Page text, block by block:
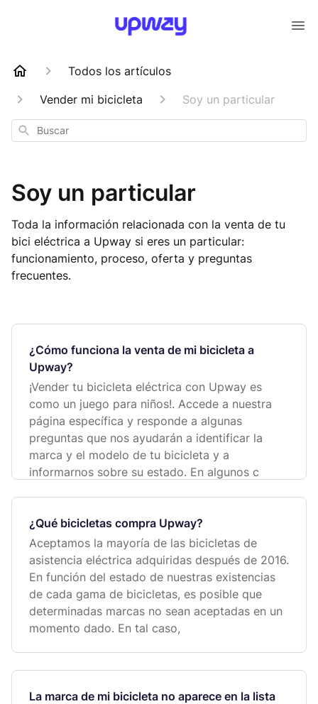
Todos los artículos
Vender mi bicicleta
Soy un particular
Buscar
Soy un particular
Toda la información relacionada con la venta de tu
bici eléctrica a Upway si eres un particular:
funcionamiento, proceso, oferta y preguntas
frecuentes.
¿Cómo funciona la venta de mi bicicleta a
Upway?
¡Vender tu bicicleta eléctrica con Upway es
como un juego para niños!. Accede a nuestra
página específica y responde a algunas
preguntas que nos ayudarán a identificar la
marca y el modelo de tu bicicleta y a
informarnos sobre su estado. En algunos c
¿Qué bicicletas compra Upway?
Aceptamos la mayoría de las bicicletas de
asistencia eléctrica adquiridas después de 2016.
En función del estado de nuestras existencias
de cada gama de bicicletas, es posible que
determinadas marcas no sean aceptadas en un
momento dado. En tal caso,
La marca de mi bicicleta no aparece en la lista